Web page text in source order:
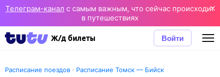
Телеграм-канал с самым важным, что сейчас происходит
в путешествиях
Ж/д билеты Войти
Расписание поездов · Расписание Томск — Бийск